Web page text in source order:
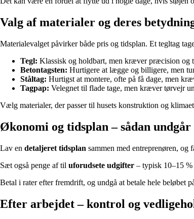
Valg af materialer og deres
Materialevalget påvirker både pris og tidsplan. Et tegltag
Tegl: Klassisk og holdbart, men kræver præcision og
Betontagsten: Hurtigere at lægge og billigere, men
Ståltag: Hurtigst at montere, ofte på få dage, men
Tagpap: Velegnet til flade tage, men kræver tørvejr
Vælg materialer, der passer til husets konstruktion og
Økonomi og tidsplan – sådan
Lav en detaljeret tidsplan sammen med entreprenøren,
Sæt også penge af til uforudsete udgifter – typisk 10–15 %
Betal i rater efter fremdrift, og undgå at betale hele beløbet
Efter arbejdet – kontrol og